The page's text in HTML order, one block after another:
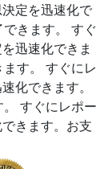
定を迅速化で
きます。
すぐ
迅速化できま
す。
すぐにレ
化できます。
すぐにレポー
きます。お支